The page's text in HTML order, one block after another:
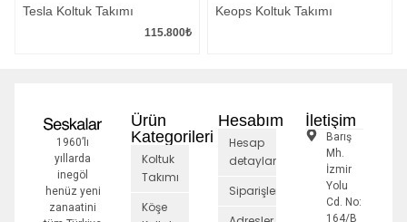
Tesla Koltuk Takımı
115.800₺
Keops Koltuk Takımı
1960’lı
yıllarda
inegöl
henüz yeni
zanaatini
Ürün
Kategorileri
Koltuk
Takımı
Köşe
Hesabım
Hesap
detayları
Siparişler
İletişim
Barış
Mh.
İzmir
Yolu
Cd. No:
164/B